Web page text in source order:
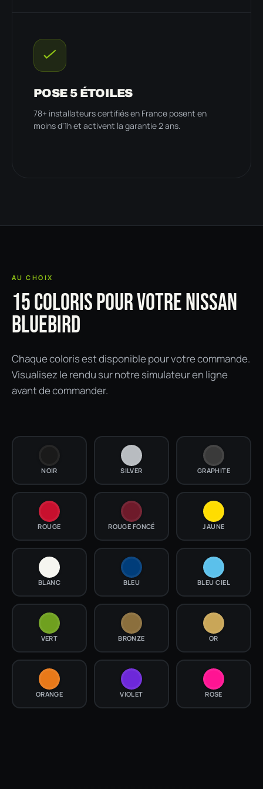
POSE 5 ÉTOILES
78+ installateurs certifiés en France posent en
moins d'1h et activent la garantie 2 ans.
AU CHOIX
15 COLORIS POUR VOTRE NISSAN
BLUEBIRD
Chaque coloris est disponible pour votre commande.
Visualisez le rendu sur notre simulateur en ligne
avant de commander.
NOIR SILVER GRAPHITE
ROUGE ROUGE FONCÉ JAUNE
BLANC BLEU BLEU CIEL
VERT BRONZE OR
ORANGE VIOLET ROSE